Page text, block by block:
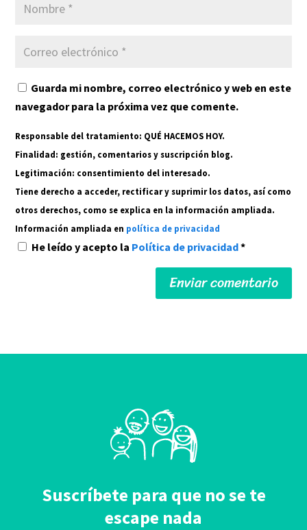
Guarda mi nombre, correo electrónico y web en este
navegador para la próxima vez que comente.
Responsable del tratamiento: QUÉ HACEMOS HOY.
Finalidad: gestión, comentarios y suscripción blog.
Legitimación: consentimiento del interesado.
Tiene derecho a acceder, rectificar y suprimir los datos, así como
otros derechos, como se explica en la información ampliada.
Información ampliada en política de privacidad
He leído y acepto la Política de privacidad*
Suscríbete para que no se te
escape nada